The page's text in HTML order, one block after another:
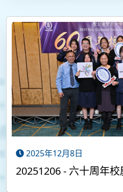
2025年12月8日
20251206 - 六十周年